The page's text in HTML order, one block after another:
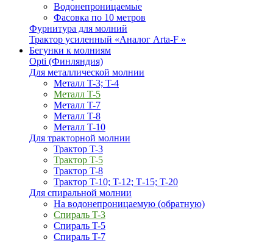
Водонепроницаемые
Фасовка по 10 метров
Фурнитура для молний
Трактор усиленный «Аналог Arta-F »
Бегунки к молниям
Opti (Финляндия)
Для металлической молнии
Металл T-3; T-4
Металл T-5
Металл T-7
Металл T-8
Металл T-10
Для тракторной молнии
Трактор T-3
Трактор T-5
Трактор T-8
Трактор T-10; T-12; Т-15; T-20
Для спиральной молнии
На водонепроницаемую (обратную)
Спираль T-3
Спираль T-5
Спираль T-7